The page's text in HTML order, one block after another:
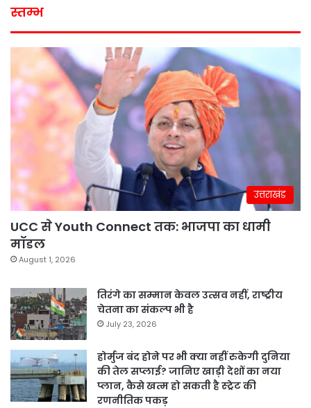
स्तम्भ
उत्तराखंड
UCC से Youth Connect तक: भाजपा का धामी
मॉडल
August 1, 2026
तिरंगे का सम्मान केवल उत्सव नहीं, राष्ट्रीय
चेतना का संकल्प भी है
July 23, 2026
होर्मुज बंद होने पर भी क्या नहीं रुकेगी दुनिया
की तेल सप्लाई? जानिए खाड़ी देशों का नया
प्लान, कैसे खत्म हो सकती है स्ट्रेट की
रणनीतिक पकड़